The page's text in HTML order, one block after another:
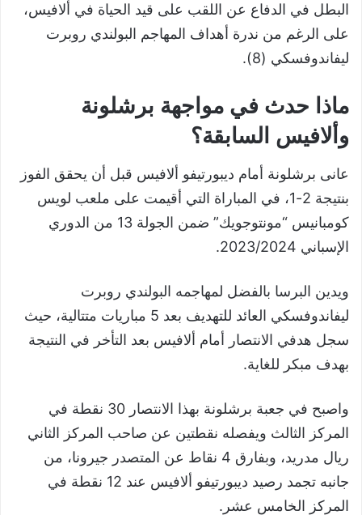
البطل في الدفاع عن اللقب على قيد الحياة في ألافيس،
على الرغم من ندرة أهداف المهاجم البولندي روبرت
ليفاندوفسكي (8).
ماذا حدث في مواجهة برشلونة
وألافيس السابقة؟
عانى برشلونة أمام ديبورتيفو ألافيس قبل أن يحقق الفوز
بنتيجة 2-1، في المباراة التي أقيمت على ملعب لويس
كومبانيس “مونتوجويك” ضمن الجولة 13 من الدوري
الإسباني 2023/2024.
ويدين البرسا بالفضل لمهاجمه البولندي روبرت
ليفاندوفسكي العائد للتهديف بعد 5 مباريات متتالية، حيث
سجل هدفي الانتصار أمام ألافيس بعد التأخر في النتيجة
بهدف مبكر للغاية.
واصبح في جعبة برشلونة بهذا الانتصار 30 نقطة في
المركز الثالث ويفصله نقطتين عن صاحب المركز الثاني
ريال مدريد، وبفارق 4 نقاط عن المتصدر جيرونا، من
جانبه تجمد رصيد ديبورتيفو ألافيس عند 12 نقطة في
المركز الخامس عشر.